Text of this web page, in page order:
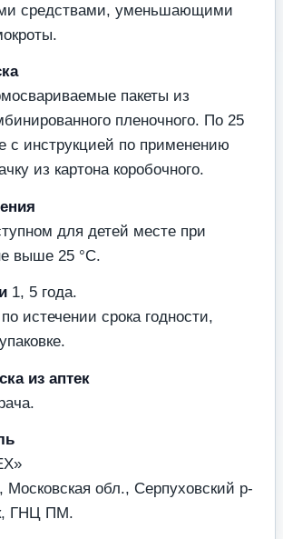
средствами, уменьшающими
пакеты из
пленочного. По 25
с инструкцией по применению
из картона коробочного.
для детей месте при
выше 25 °С.
1, 5 года.
истечении срока годности,
из аптек
Московская обл., Серпуховский р-
ГНЦ ПМ.